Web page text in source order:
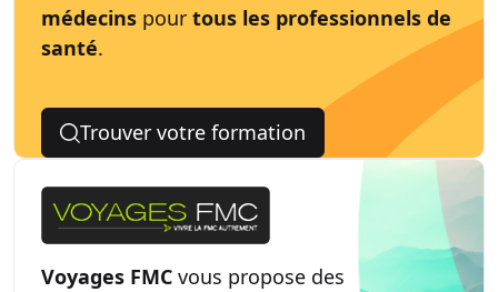
médecins pour tous les professionnels de
santé.
Trouver votre formation
Voyages FMC vous propose des